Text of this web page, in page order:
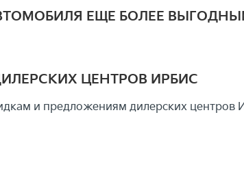
ЕЩЕ БОЛЕЕ
ЦЕНТРОВ ИРБИС
и предложениям дилерских